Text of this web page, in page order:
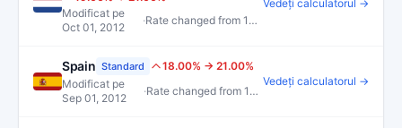
Modificat pe
Oct 01, 2012
· Rate changed from 19.00% to 21.00%
Vedeți calculatorul →
Spain Standard
18.00% → 21.00%
Modificat pe
Sep 01, 2012
· Rate changed from 18.00% to 21.00%
Vedeți calculatorul →